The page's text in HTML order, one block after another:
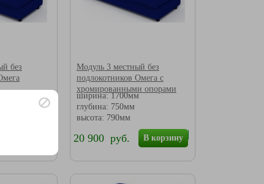
без
Модуль 3 местный без
подлокотников Омега с
хромированными опорами
ширина: 1700мм
глубина: 750мм
высота: 790мм
В корзину
20 900 руб.